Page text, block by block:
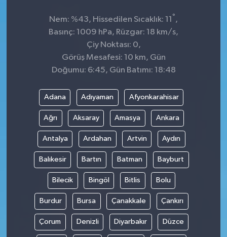
Nem: %43, Hissedilen Sıcaklık: 11 ° ,
Basınç: 1009 hPa, Rüzgar: 18 km/s,
Çiy Noktası: 0,
Görüş Mesafesi: 10 km, Gün
Doğumu: 6:45, Gün Batımı: 18:48
Adana Adıyaman Afyonkarahisar
Ağrı Aksaray Amasya Ankara
Antalya Ardahan Artvin Aydın
Balıkesir Bartın Batman Bayburt
Bilecik Bingöl Bitlis Bolu
Burdur Bursa Çanakkale Çankırı
Çorum Denizli Diyarbakır Düzce